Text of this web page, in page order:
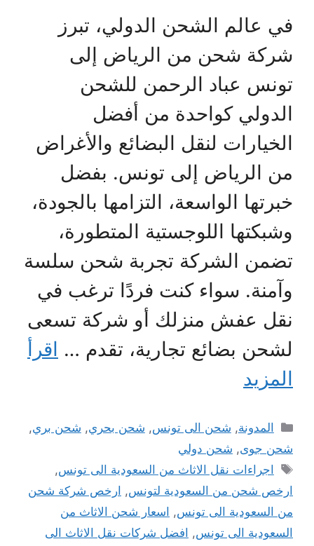
في عالم الشحن الدولي، تبرز
شركة شحن من الرياض إلى
تونس عباد الرحمن للشحن
الدولي كواحدة من أفضل
الخيارات لنقل البضائع والأغراض
من الرياض إلى تونس. بفضل
خبرتها الواسعة، التزامها بالجودة،
وشبكتها اللوجستية المتطورة،
تضمن الشركة تجربة شحن سلسة
وآمنة. سواء كنت فردًا ترغب في
نقل عفش منزلك أو شركة تسعى
لشحن بضائع تجارية، تقدم … اقرأ
المزيد
التصنيفات
المدونة, شحن الى تونس, شحن بحري, شحن بري,
شحن جوى, شحن دولي
الوسوم
اجراءات نقل الاثاث من السعودية الى تونس,
ارخص شحن من السعودية لتونس, ارخص شركة شحن
من السعودية الى تونس, اسعار شحن الاثاث من
السعودية الى تونس, افضل شركات نقل الاثاث الى